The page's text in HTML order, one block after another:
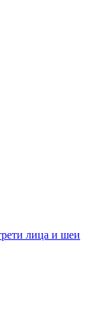
лица и шеи